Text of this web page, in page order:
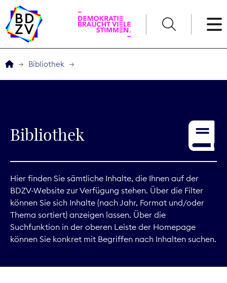
Service
Digitales
Kommunikation
Marktdaten
Bibliothek
Bibliothek
Hier finden Sie sämtliche Inhalte, die Ihnen auf der
BDZV-Website zur Verfügung stehen. Über die Filter
können Sie sich Inhalte (nach Jahr, Format und/oder
Thema sortiert) anzeigen lassen. Über die
Suchfunktion in der oberen Leiste der Homepage
können Sie konkret mit Begriffen nach Inhalten suchen.